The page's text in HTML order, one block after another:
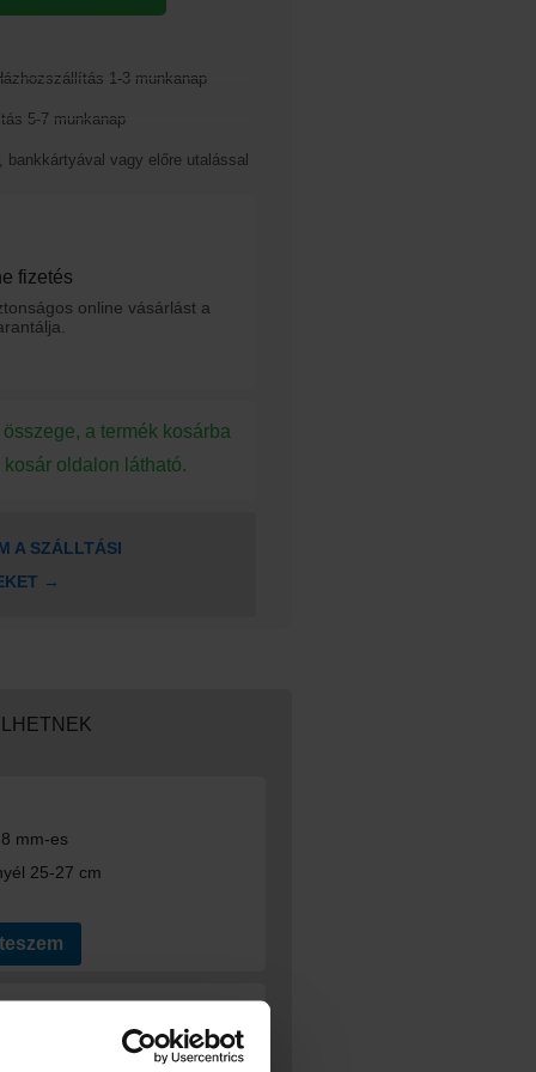
1-3 munkanap
5-7 munkanap
bankkártyával vagy előre utalással
fizetés
online vásárlást a
a termék kosárba
oldalon látható.
A SZÁLLTÁSI
→
mm-es
25-27 cm
P festőhenger